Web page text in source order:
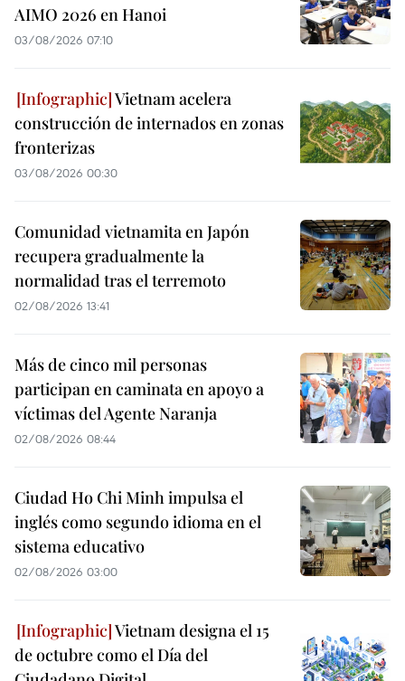
AIMO 2026 en Hanoi
03/08/2026 07:10
Vietnam acelera
construcción de internados en zonas
fronterizas
03/08/2026 00:30
Comunidad vietnamita en Japón
recupera gradualmente la
normalidad tras el terremoto
02/08/2026 13:41
Más de cinco mil personas
participan en caminata en apoyo a
víctimas del Agente Naranja
02/08/2026 08:44
Ciudad Ho Chi Minh impulsa el
inglés como segundo idioma en el
sistema educativo
02/08/2026 03:00
Vietnam designa el 15
de octubre como el Día del